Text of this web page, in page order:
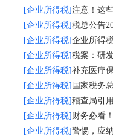
[企业所得税]注意！这
[企业所得税]税总公告
[企业所得税]企业所得
[企业所得税]税案：研
[企业所得税]补充医疗
[企业所得税] 国家税务
[企业所得税]稽查局引
[企业所得税] 财务必看
[企业所得税]警惕，应